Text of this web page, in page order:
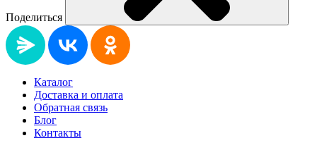
Поделиться
Каталог
Доставка и оплата
Обратная связь
Блог
Контакты